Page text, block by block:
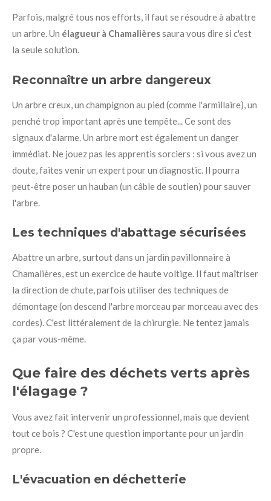
Parfois, malgré tous nos efforts, il faut se résoudre à abattre
un arbre. Un élagueur à Chamalièressaura vous dire si c'est
la seule solution.
Reconnaître un arbre dangereux
Un arbre creux, un champignon au pied (comme l'armillaire), un
penché trop important après une tempête... Ce sont des
signaux d'alarme. Un arbre mort est également un danger
immédiat. Ne jouez pas les apprentis sorciers : si vous avez un
doute, faites venir un expert pour un diagnostic. Il pourra
peut-être poser un hauban (un câble de soutien) pour sauver
l'arbre.
Les techniques d'abattage sécurisées
Abattre un arbre, surtout dans un jardin pavillonnaire à
Chamalières, est un exercice de haute voltige. Il faut maîtriser
la direction de chute, parfois utiliser des techniques de
démontage (on descend l'arbre morceau par morceau avec des
cordes). C'est littéralement de la chirurgie. Ne tentez jamais
ça par vous-même.
Que faire des déchets verts après
l'élagage ?
Vous avez fait intervenir un professionnel, mais que devient
tout ce bois ? C'est une question importante pour un jardin
propre.
L'évacuation en déchetterie